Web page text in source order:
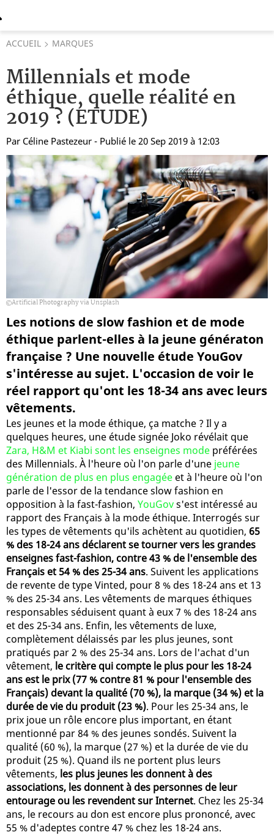
ACCUEIL MARQUES
Millennials et mode
éthique, quelle réalité en
2019 ? (ETUDE)
Par Céline Pastezeur - Publié le 20 Sep 2019 à 12:03
Artificial Photography via Unsplash
Les notions de slow fashion et de mode
éthique parlent-elles à la jeune génératon
française ? Une nouvelle étude YouGov
s'intéresse au sujet. L'occasion de voir le
réel rapport qu'ont les 18-34 ans avec leurs
vêtements.
Les jeunes et la mode éthique, ça matche ? Il y a
quelques heures, une étude signée Joko révélait que
Zara, H&M et Kiabi sont les enseignes mode préférées
des Millennials. À l'heure où l'on parle d'une jeune
génération de plus en plus engagée et à l'heure où l'on
parle de l'essor de la tendance slow fashion en
opposition à la fast-fashion, YouGovs'est intéressé au
rapport des Français à la mode éthique. Interrogés sur
les types de vêtements qu'ils achètent au quotidien, 65
% des 18-24 ans déclarent se tourner vers les grandes
enseignes fast-fashion, contre 43 % de l'ensemble des
Français et 54 % des 25-34 ans. Suivent les applications
de revente de type Vinted, pour 8 % des 18-24 ans et 13
% des 25-34 ans. Les vêtements de marques éthiques
responsables séduisent quant à eux 7 % des 18-24 ans
et des 25-34 ans. Enfin, les vêtements de luxe,
complètement délaissés par les plus jeunes, sont
pratiqués par 2 % des 25-34 ans. Lors de l'achat d'un
vêtement, le critère qui compte le plus pour les 18-24
ans est le prix (77 % contre 81 % pour l'ensemble des
Français) devant la qualité (70 %), la marque (34 %) et la
durée de vie du produit (23 %). Pour les 25-34 ans, le
prix joue un rôle encore plus important, en étant
mentionné par 84 % des jeunes sondés. Suivent la
qualité (60 %), la marque (27 %) et la durée de vie du
produit (25 %). Quand ils ne portent plus leurs
vêtements, les plus jeunes les donnent à des
associations, les donnent à des personnes de leur
entourage ou les revendent sur Internet. Chez les 25-34
ans, le recours au don est encore plus prononcé, avec
55 % d'adeptes contre 47 % chez les 18-24 ans.